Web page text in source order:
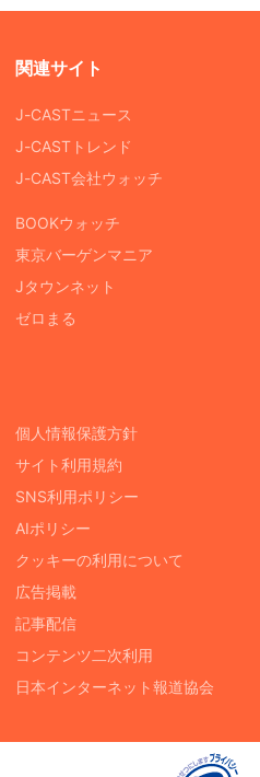
関連サイト
J-CASTニュース
J-CASTトレンド
J-CAST会社ウォッチ
BOOKウォッチ
東京バーゲンマニア
Jタウンネット
ゼロまる
個人情報保護方針
サイト利用規約
SNS利用ポリシー
AIポリシー
クッキーの利用について
広告掲載
記事配信
コンテンツ二次利用
日本インターネット報道協会